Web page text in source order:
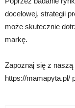
docelowej, strategii
może skutecznie
markę.
Zapoznaj się z
https://mamapyta.pl/